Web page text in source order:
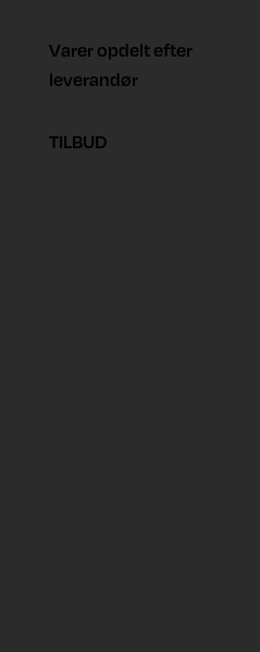
Varer opdelt efter
leverandør
TILBUD